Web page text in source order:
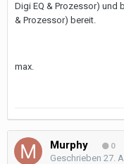
Digi EQ & Prozessor) und
& Prozessor) bereit.
max.
Murphy 0
Geschrieben 27.